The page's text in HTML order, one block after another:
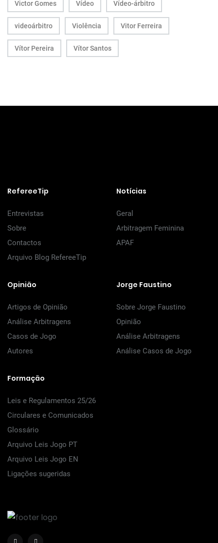
Victor Gomes Vídeo Vídeo-árbitro
videoárbitro Violência Vitor Ferreira
Vítor Pereira Vítor Santos
RefereeTip
Entrevistas
Sobre
Contactos
Arquivo Blog RefereeTip
Notícias
Geral
Arbitragem Feminina
APAF
Opinião
Artigos de Opinião
Análise Arbitragens
Casos de Jogo
Autores
Jorge Faustino
Sobre Jorge Faustino
Opinião
Análise Arbitragens
Análise Casos de Jogo
Formação
Leis e Regulamentos 25/26
Circulares e Comunicados
Glossário
Arquivo Leis Jogo PT
Arquivo Leis Jogo EN
Ligações sugeridas